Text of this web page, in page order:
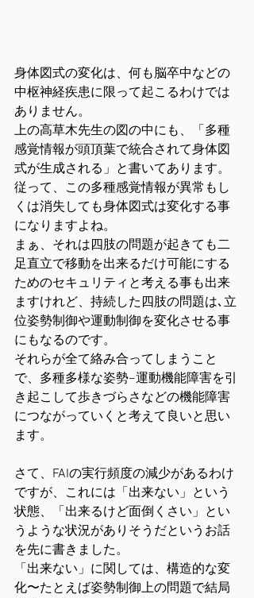
身体図式の変化は、何も脳卒中などの
中枢神経疾患に限って起こるわけでは
ありません。
上の高草木先生の図の中にも、「多種
感覚情報が頭頂葉で統合されて身体図
式が生成される」と書いてあります。
従って、この多種感覚情報が異常もし
くは消失しても身体図式は変化する事
になりますよね。
まぁ、それは四肢の問題が起きても二
足直立で移動を出来るだけ可能にする
ためのセキュリティと考える事も出来
ますけれど、持続した四肢の問題は､立
位姿勢制御や運動制御を変化させる事
にもなるのです。
それらが全て絡み合ってしまうこと
で、多種多様な姿勢−運動機能障害を引
き起こして歩きづらさなどの機能障害
につながっていくと考えて良いと思い
ます。
さて、FAIの実行頻度の減少があるわけ
ですが、これには「出来ない」という
状態、「出来るけど面倒くさい」とい
うような状況がありそうだというお話
を先に書きました。
「出来ない」に関しては、構造的な変
化〜たとえば姿勢制御上の問題で結局